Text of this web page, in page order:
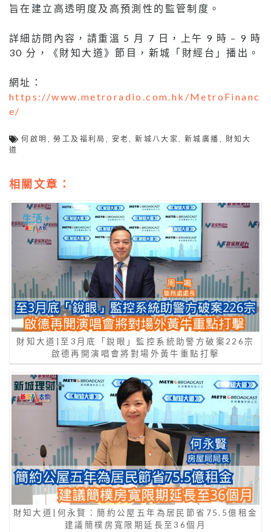
旨在建立高透明度及高預測性的監管制度。
詳細訪問內容，請重溫 5 月 7 日，上午 9 時 – 9 時
30 分，《財知大道》節目，新城「財經台」播出。
網址：
https://www.metroradio.com.hk/MetroFinanc
e/
何啟明 ,勞工及福利局 安老 ,新城八大家 ,新城廣播
財知大
道
相關文章：
財知大道|至3月底「銳眼」監控系統助警方破案226宗
啟德再開演唱會將對場外黃牛重點打擊
財知大道|何永賢：簡約公屋五年為居民節省75.5億租金
建議簡樸房寬限期延長至36個月